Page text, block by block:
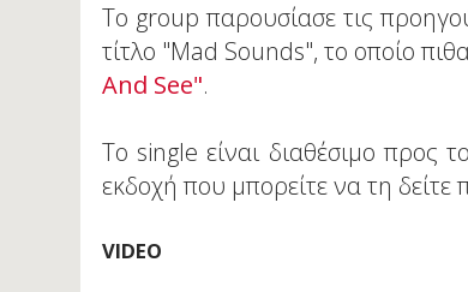
Το group παρουσίασε τις
τίτλο "Mad Sounds", το οποίο
And See".
Το single είναι διαθέσιμο προς
εκδοχή που μπορείτε να τη
VIDEO